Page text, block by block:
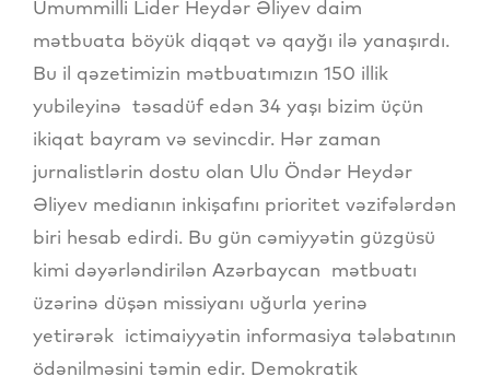
Ümummilli Lider Heydər Əliyev daim
mətbuata böyük diqqət və qayğı ilə yanaşırdı.
Bu il qəzetimizin mətbuatımızın 150 illik
yubileyinə təsadüf edən 34 yaşı bizim üçün
ikiqat bayram və sevincdir. Hər zaman
jurnalistlərin dostu olan Ulu Öndər Heydər
Əliyev medianın inkişafını prioritet vəzifələrdən
biri hesab edirdi. Bu gün cəmiyyətin güzgüsü
kimi dəyərləndirilən Azərbaycan mətbuatı
üzərinə düşən missiyanı uğurla yerinə
yetirərək ictimaiyyətin informasiya tələbatının
ödənilməsini təmin edir. Demokratik